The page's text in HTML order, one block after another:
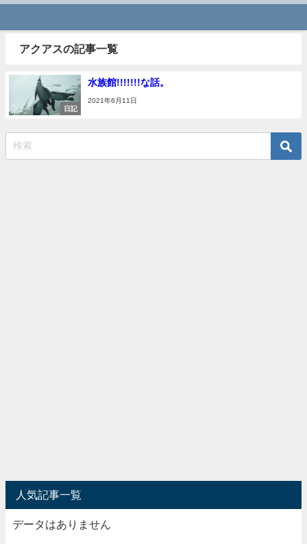
アクアスの記事一覧
日記
水族館!!!!!!!な話。
2021年6月11日
人気記事一覧
データはありません